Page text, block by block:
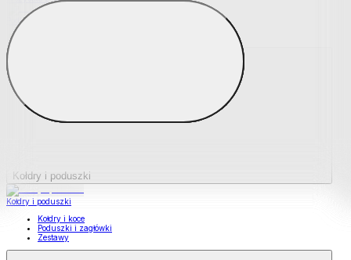
Podkładki na materace
Materace nawierzchniowe
Kołdry i poduszki
Kołdry i poduszki
Kołdry i koce
Poduszki i zagłówki
Zestawy